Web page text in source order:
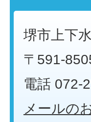
堺市上下
〒591-
電話 072-
メールの